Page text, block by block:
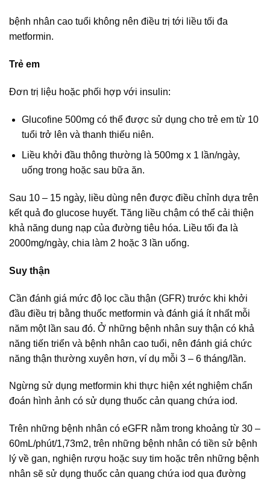
bệnh nhân cao tuổi không nên điều trị tới liều tối đa
metformin.
Trẻ em
Đơn trị liệu hoặc phối hợp với insulin:
Glucofine 500mg có thể được sử dụng cho trẻ em từ 10
tuổi trở lên và thanh thiếu niên.
Liều khởi đầu thông thường là 500mg x 1 lần/ngày,
uống trong hoặc sau bữa ăn.
Sau 10 – 15 ngày, liều dùng nên được điều chỉnh dựa trên
kết quả đo glucose huyết. Tăng liều chậm có thể cải thiện
khả năng dung nạp của đường tiêu hóa. Liều tối đa là
2000mg/ngày, chia làm 2 hoặc 3 lần uống.
Suy thận
Cần đánh giá mức độ lọc cầu thận (GFR) trước khi khởi
đầu điều trị bằng thuốc metformin và đánh giá ít nhất mỗi
năm một lần sau đó. Ở những bệnh nhân suy thận có khả
năng tiến triển và bệnh nhân cao tuổi, nên đánh giá chức
năng thận thường xuyên hơn, ví dụ mỗi 3 – 6 tháng/lần.
Ngừng sử dụng metformin khi thực hiện xét nghiệm chẩn
đoán hình ảnh có sử dụng thuốc cản quang chứa iod.
Trên những bệnh nhân có eGFR nằm trong khoảng từ 30 –
60mL/phút/1,73m2, trên những bệnh nhân có tiền sử bệnh
lý về gan, nghiện rượu hoặc suy tim hoặc trên những bệnh
nhân sẽ sử dụng thuốc cản quang chứa iod qua đường